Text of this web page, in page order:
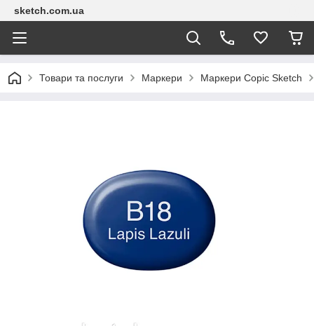
sketch.com.ua
Товари та послуги Маркери Маркери Copic Sketch